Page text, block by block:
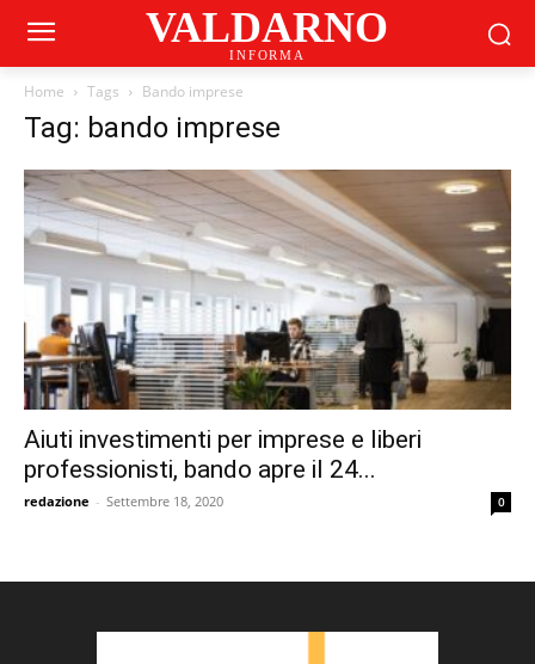
VALDARNO
INFORMA
Home Tags Bando imprese
Tag: bando imprese
Aiuti investimenti per imprese e liberi
professionisti, bando apre il 24...
redazione - Settembre 18, 2020 0